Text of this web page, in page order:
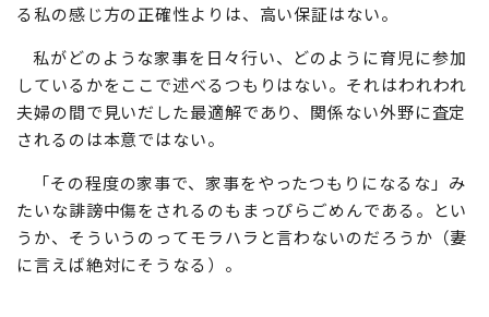
る私の感じ方の正確性よりは、高い保証はない。
私がどのような家事を日々行い、どのように育児に参加
しているかをここで述べるつもりはない。それはわれわれ
夫婦の間で見いだした最適解であり、関係ない外野に査定
されるのは本意ではない。
「その程度の家事で、家事をやったつもりになるな」み
たいな誹謗中傷をされるのもまっぴらごめんである。とい
うか、そういうのってモラハラと言わないのだろうか（妻
に言えば絶対にそうなる）。